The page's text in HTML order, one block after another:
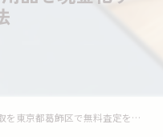
葛飾区で無料査定を活用し効率的に不用品を現金化する方法